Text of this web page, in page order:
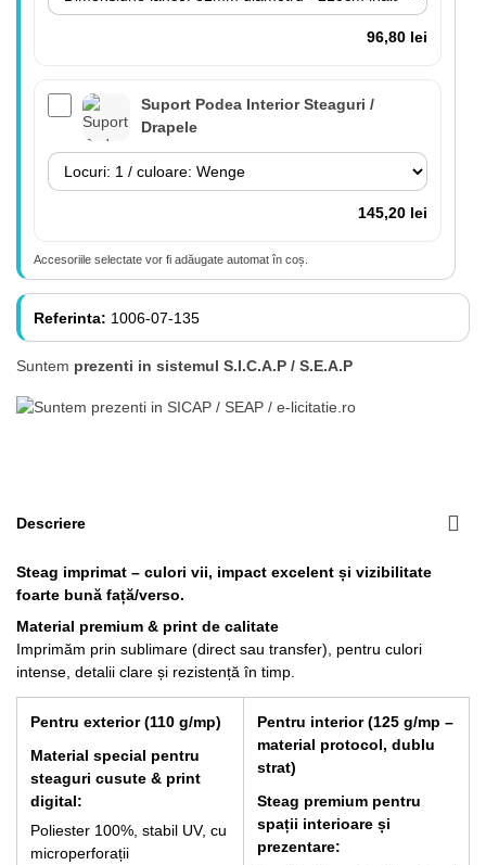
96,80 lei
Suport Podea Interior Steaguri /
Drapele
145,20 lei
Lance 180cm cu suport perete inclus
266,20 lei
Accesoriile selectate vor fi adăugate automat în coș.
Referinta: 1006-07-135
Suntem prezenti in sistemul S.I.C.A.P / S.E.A.P
Descriere
Steag imprimat – culori vii, impact excelent și vizibilitate
foarte bună față/verso.
Material premium & print de calitate
Imprimăm prin sublimare (direct sau transfer), pentru culori
intense, detalii clare și rezistență în timp.
Pentru exterior (110 g/mp)
Material special pentru
steaguri cusute & print
digital:
Poliester 100%, stabil UV, cu
microperforații
Pentru interior (125 g/mp –
material protocol, dublu
strat)
Steag premium pentru
spații interioare și
prezentare: